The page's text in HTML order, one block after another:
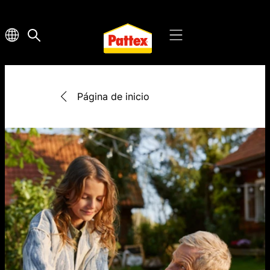
Página de inicio